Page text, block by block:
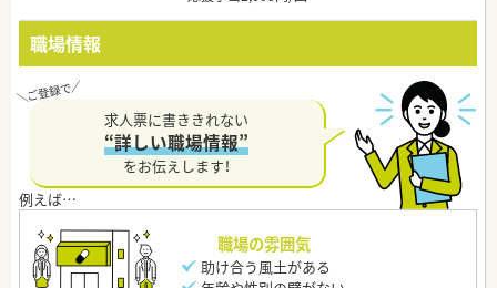
職場情報
求人票に書ききれない
“詳しい職場情報”
をお伝えします！
職場の雰囲気
助け合う風土がある